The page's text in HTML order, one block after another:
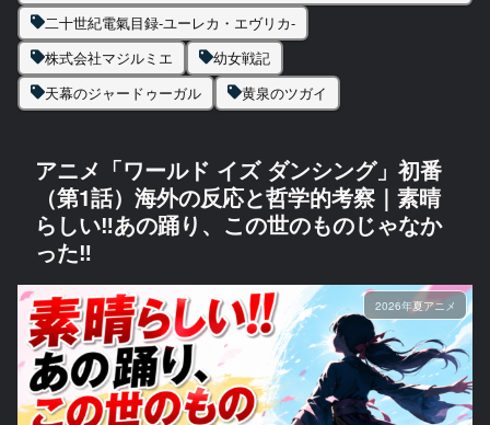
二十世紀電氣目録-ユーレカ・エヴリカ-
株式会社マジルミエ
幼女戦記
天幕のジャードゥーガル
黄泉のツガイ
アニメ「ワールド イズ ダンシング」初番
（第1話）海外の反応と哲学的考察｜素晴
らしい‼あの踊り、この世のものじゃなか
った‼
2026年夏アニメ